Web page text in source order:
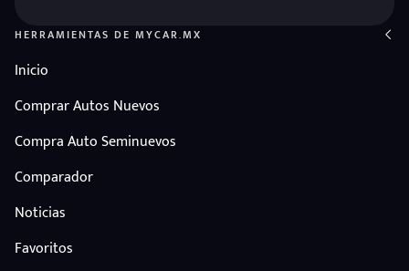
HERRAMIENTAS DE MYCAR.MX
Inicio
Comprar Autos Nuevos
Compra Auto Seminuevos
Comparador
Noticias
Favoritos